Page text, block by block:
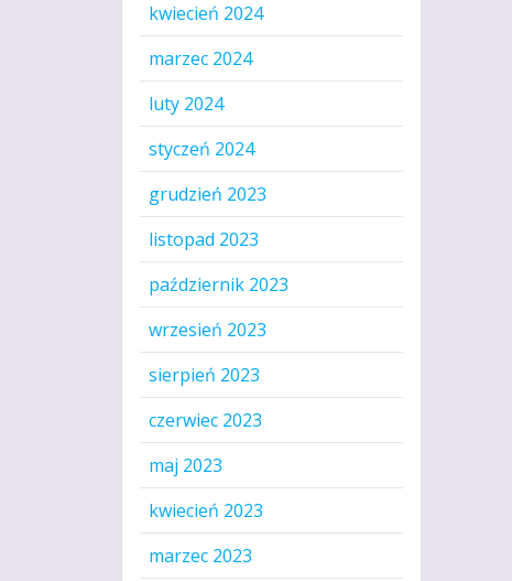
kwiecień 2024
marzec 2024
luty 2024
styczeń 2024
grudzień 2023
listopad 2023
październik 2023
wrzesień 2023
sierpień 2023
czerwiec 2023
maj 2023
kwiecień 2023
marzec 2023